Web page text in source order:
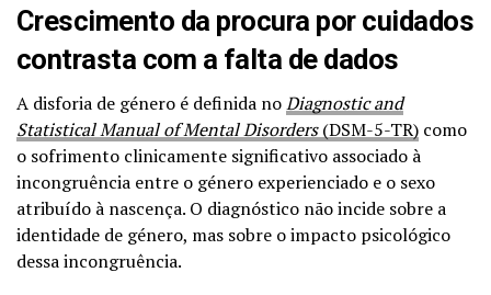
Crescimento da procura por cuidados
contrasta com a falta de dados
A disforia de género é definida noDiagnostic and
Statistical Manual of Mental Disorders(DSM-5-TR) como
o sofrimento clinicamente significativo associado à
incongruência entre o género experienciado e o sexo
atribuído à nascença. O diagnóstico não incide sobre a
identidade de género, mas sobre o impacto psicológico
dessa incongruência.